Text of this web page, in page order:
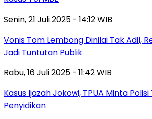
Senin, 21 Juli 2025 - 14:12 WIB
Vonis Tom Lembong Dinilai Tak Adil,
Jadi Tuntutan Publik
Rabu, 16 Juli 2025 - 11:42 WIB
Kasus Ijazah Jokowi, TPUA Minta
Penyidikan